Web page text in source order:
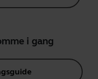
i gang